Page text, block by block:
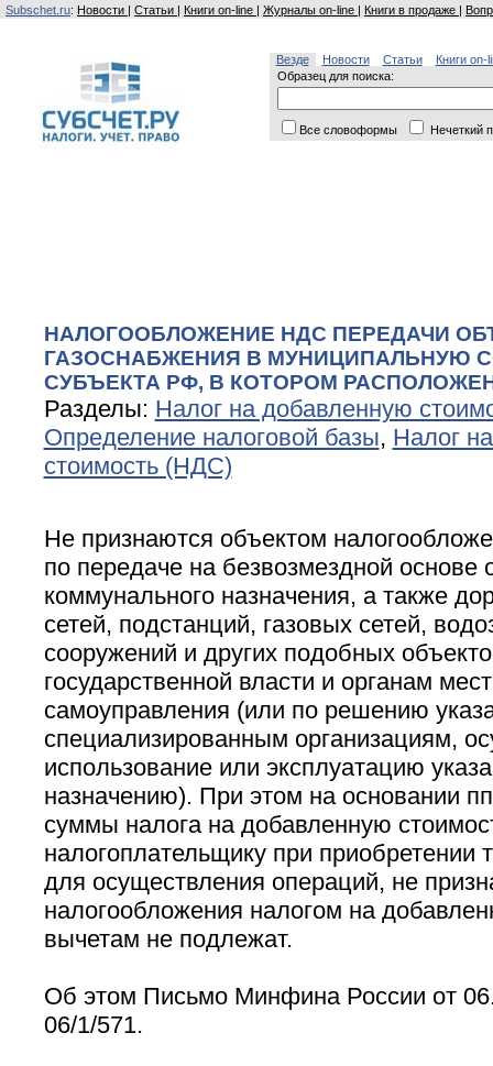
Subschet.ru: Новости | Статьи | Книги on-line | Журналы on-line | Книги в продаже |
Везде Новости Статьи
Книги on-
Образец для поиска:
Все словоформы Нечеткий
НАЛОГООБЛОЖЕНИЕ НДС ПЕРЕДАЧИ
ГАЗОСНАБЖЕНИЯ В МУНИЦИПАЛЬНУЮ
СУБЪЕКТА РФ, В КОТОРОМ
Разделы: Налог на добавленную
Определение налоговой базы, Налог
стоимость (НДС)
Не признаются объектом
по передаче на безвозмездной
коммунального назначения, а также
сетей, подстанций, газовых сетей,
сооружений и других подобных
государственной власти и органам
самоуправления (или по решению
специализированным организациям,
использование или эксплуатацию
назначению). При этом на основании
суммы налога на добавленную
налогоплательщику при приобретении
для осуществления операций, не
налогообложения налогом на
вычетам не подлежат.
Об этом Письмо Минфина России от
06/1/571.